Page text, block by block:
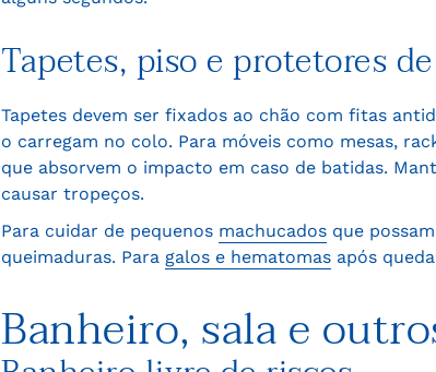
Tapetes, piso e protetores
Tapetes devem ser fixados ao chão com fitas
o carregam no colo. Para móveis como mesas,
que absorvem o impacto em caso de batidas.
causar tropeços.
Para cuidar de pequenos machucados que
queimaduras. Para galos e hematomas após
Banheiro, sala e